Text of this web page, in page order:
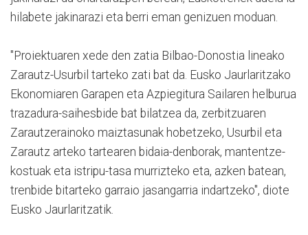
hilabete jakinarazi eta berri eman genizuen moduan.
"Proiektuaren xede den zatia Bilbao-Donostia lineako
Zarautz-Usurbil tarteko zati bat da. Eusko Jaurlaritzako
Ekonomiaren Garapen eta Azpiegitura Sailaren helburua
trazadura-saihesbide bat bilatzea da, zerbitzuaren
Zarautzerainoko maiztasunak hobetzeko, Usurbil eta
Zarautz arteko tartearen bidaia-denborak, mantentze-
kostuak eta istripu-tasa murrizteko eta, azken batean,
trenbide bitarteko garraio jasangarria indartzeko", diote
Eusko Jaurlaritzatik.